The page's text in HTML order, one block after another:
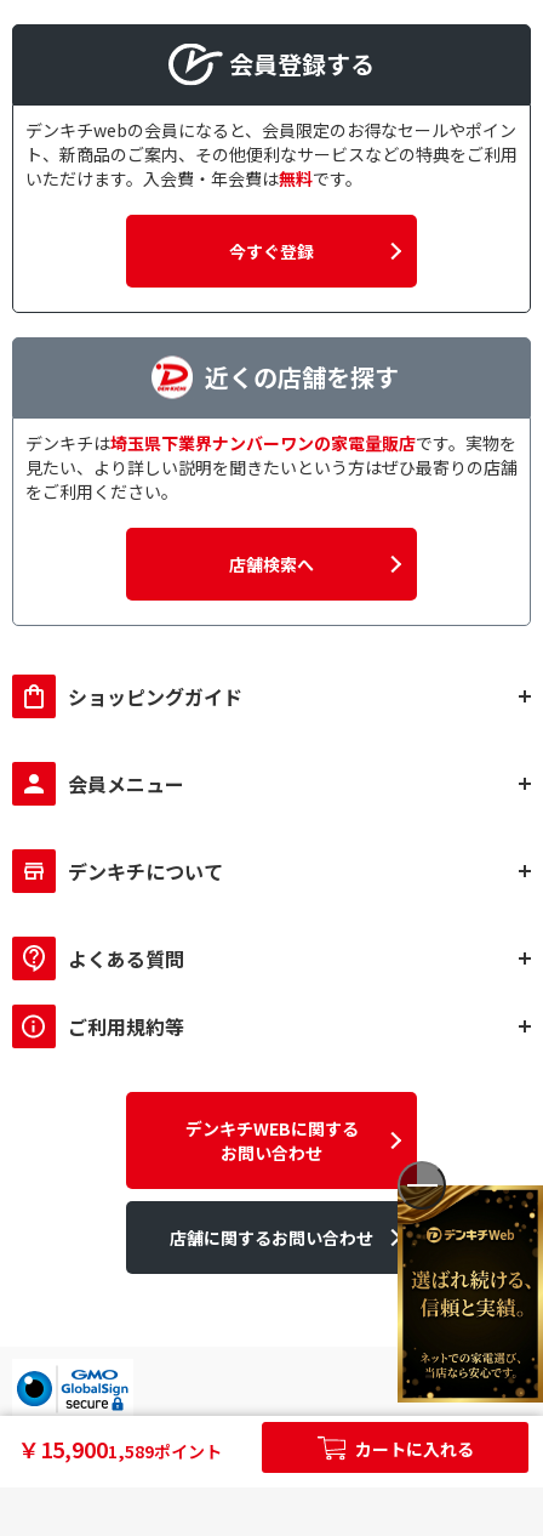
￥15,9001,589ポイント カートに入れる
会員登録する
デンキチwebの会員になると、会員限定のお得なセールやポイン
ト、新商品のご案内、その他便利なサービスなどの特典をご利用
いただけます。入会費・年会費は無料です。
今すぐ登録
近くの店舗を探す
デンキチは埼玉県下業界ナンバーワンの家電量販店です。実物を
見たい、より詳しい説明を聞きたいという方はぜひ最寄りの店舗
をご利用ください。
店舗検索へ
ショッピングガイド
会員メニュー
デンキチについて
よくある質問
ご利用規約等
デンキチWEBに関する
お問い合わせ
店舗に関するお問い合わせ
デンキチはGMOグローバルサイン発行のSSL電子証明書を使用して
います。
個人情報やご購入情報はSSL暗号化通信により保護されます。